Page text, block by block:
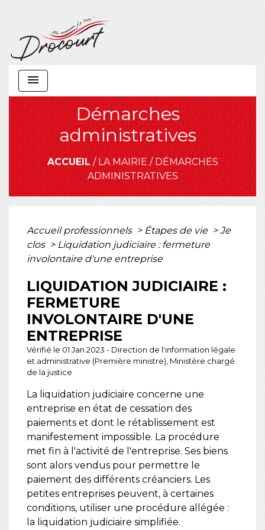
menu
Démarches
administratives
ACCUEIL/LA MAIRIE/DÉMARCHES
ADMINISTRATIVES
Accueil professionnels > Étapes de vie > Je
clos > Liquidation judiciaire : fermeture
involontaire d'une entreprise
LIQUIDATION JUDICIAIRE :
FERMETURE
INVOLONTAIRE D'UNE
ENTREPRISE
Vérifié le 01 Jan 2023 - Direction de l'information légale
et administrative (Première ministre), Ministère chargé
de la justice
La liquidation judiciaire concerne une
entreprise en état de cessation des
paiements et dont le rétablissement est
manifestement impossible. La procédure
met fin à l'activité de l'entreprise. Ses biens
sont alors vendus pour permettre le
paiement des différents créanciers. Les
petites entreprises peuvent, à certaines
conditions, utiliser une procédure allégée :
la liquidation judiciaire simplifiée.